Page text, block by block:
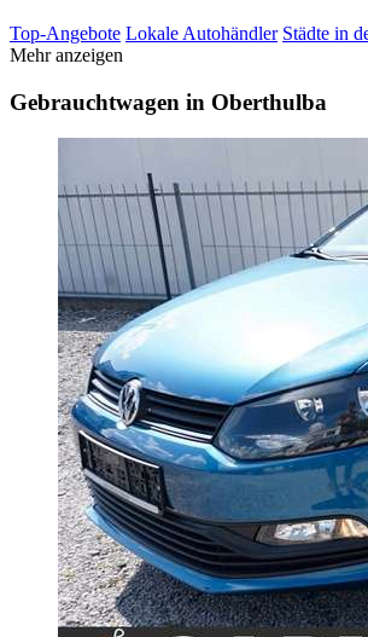
Top-Angebote Lokale Autohändler Städte in
Mehr anzeigen
Gebrauchtwagen in Oberthulba